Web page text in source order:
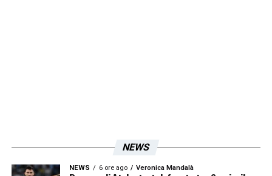
NEWS
NEWS 6 ore ago Veronica Mandalà